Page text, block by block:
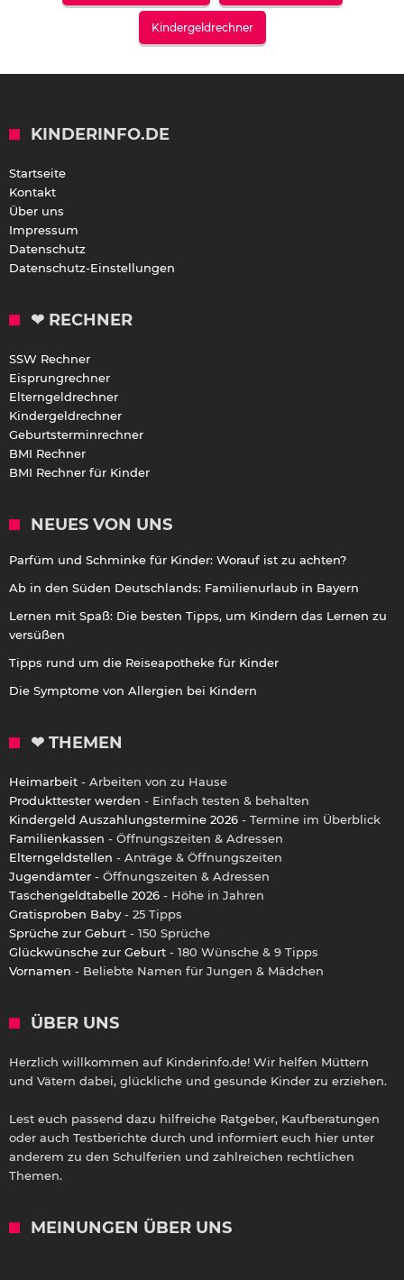
Kindergeldrechner
KINDERINFO.DE
Startseite
Kontakt
Über uns
Impressum
Datenschutz
Datenschutz-Einstellungen
❤ RECHNER
SSW Rechner
Eisprungrechner
Elterngeldrechner
Kindergeldrechner
Geburtsterminrechner
BMI Rechner
BMI Rechner für Kinder
NEUES VON UNS
Parfüm und Schminke für Kinder: Worauf ist zu achten?
Ab in den Süden Deutschlands: Familienurlaub in Bayern
Lernen mit Spaß: Die besten Tipps, um Kindern das Lernen zu
versüßen
Tipps rund um die Reiseapotheke für Kinder
Die Symptome von Allergien bei Kindern
❤ THEMEN
Heimarbeit - Arbeiten von zu Hause
Produkttester werden - Einfach testen & behalten
Kindergeld Auszahlungstermine 2026 - Termine im Überblick
Familienkassen - Öffnungszeiten & Adressen
Elterngeldstellen - Anträge & Öffnungszeiten
Jugendämter - Öffnungszeiten & Adressen
Taschengeldtabelle 2026 - Höhe in Jahren
Gratisproben Baby - 25 Tipps
Sprüche zur Geburt - 150 Sprüche
Glückwünsche zur Geburt - 180 Wünsche & 9 Tipps
Vornamen - Beliebte Namen für Jungen & Mädchen
ÜBER UNS
Herzlich willkommen auf Kinderinfo.de! Wir helfen Müttern
und Vätern dabei, glückliche und gesunde Kinder zu erziehen.
Lest euch passend dazu hilfreiche Ratgeber, Kaufberatungen
oder auch Testberichte durch und informiert euch hier unter
anderem zu den Schulferien und zahlreichen rechtlichen
Themen.
MEINUNGEN ÜBER UNS